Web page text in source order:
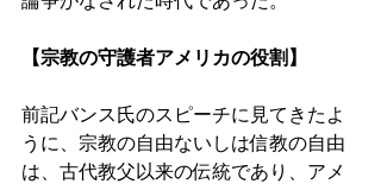
【宗教の守護者アメリカの役割】
前記バンス氏のスピーチに見てきたよ
うに、宗教の自由ないしは信教の自由
は、古代教父以来の伝統であり、アメ